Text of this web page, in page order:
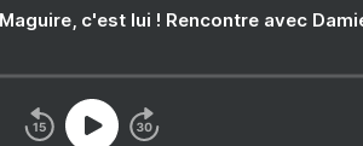
c'est lui ! Rencontre avec